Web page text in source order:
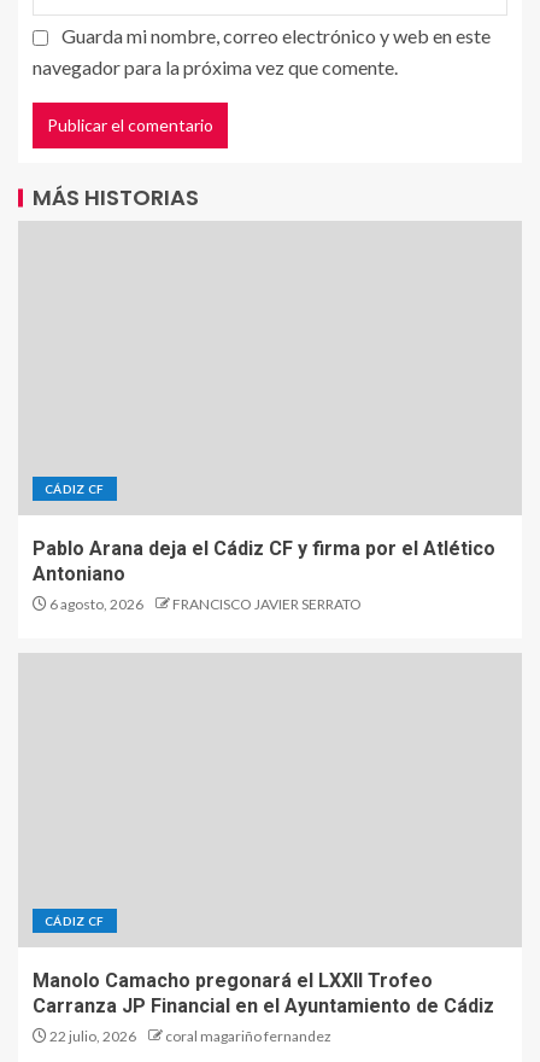
Guarda mi nombre, correo electrónico y web en este
navegador para la próxima vez que comente.
MÁS HISTORIAS
CÁDIZ CF
Pablo Arana deja el Cádiz CF y firma por el Atlético
Antoniano
6 agosto, 2026 FRANCISCO JAVIER SERRATO
CÁDIZ CF
Manolo Camacho pregonará el LXXII Trofeo
Carranza JP Financial en el Ayuntamiento de Cádiz
22 julio, 2026 coral magariño fernandez